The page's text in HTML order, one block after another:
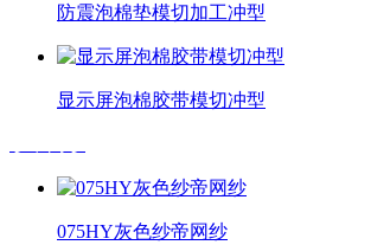
防震泡棉垫模切加工冲型
显示屏泡棉胶带模切冲型
075HY灰色纱帝网纱